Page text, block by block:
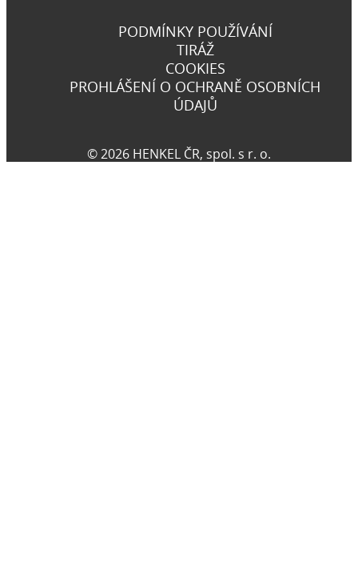
PODMÍNKY POUŽÍVÁNÍ
TIRÁŽ
COOKIES
PROHLÁŠENÍ O OCHRANĚ OSOBNÍCH
ÚDAJŮ
© 2026 HENKEL ČR, spol. s r. o.